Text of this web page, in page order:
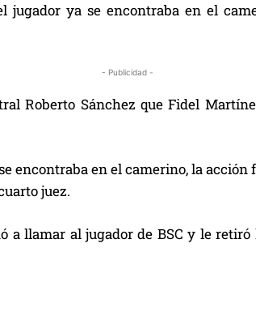
jugador ya se encontraba en el
- Publicidad -
Roberto Sánchez que Fidel
encontraba en el camerino, la
juez.
a llamar al jugador de BSC y le